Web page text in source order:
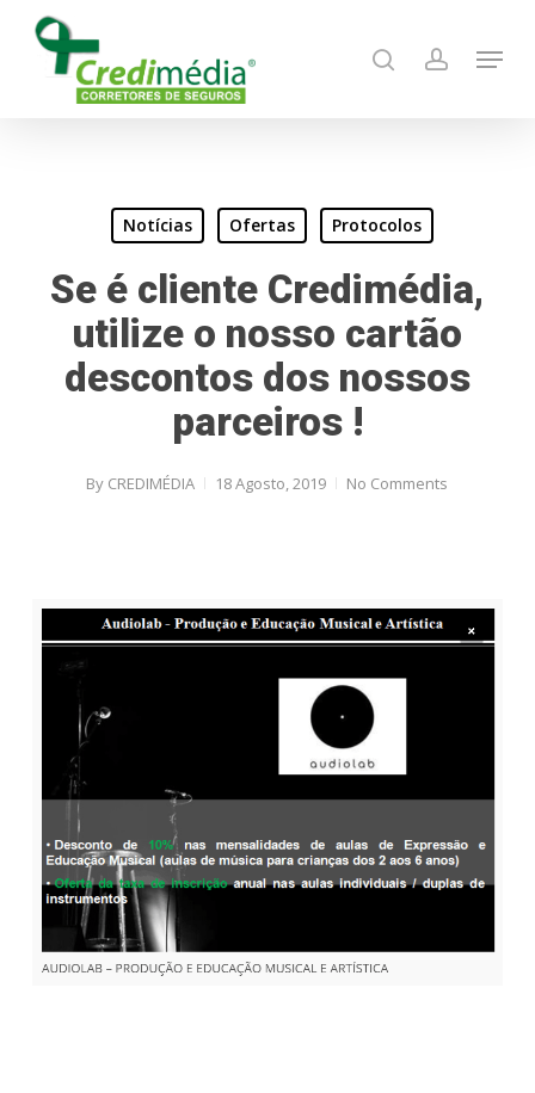
search account
Menu
Notícias Ofertas Protocolos
Se é cliente Credimédia,
utilize o nosso cartão
descontos dos nossos
parceiros !
By CREDIMÉDIA 18 Agosto, 2019 No Comments